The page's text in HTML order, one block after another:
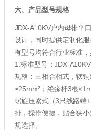
六、产品型号规格
JDX-A10KV户内母排平
设计，同时提供定制化
有型号均符合行业标准，
1.标准型号：JDX-A10KV
规格：三相合相式，软
≥25mm²；绝缘杆3根
螺旋压紧式（3只线路端
排，操作便捷，贴合狭
规选择。